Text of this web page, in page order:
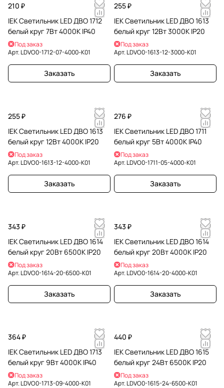
210 ₽
IEK Светильник LED ДВО 1712
белый круг 7Вт 4000К IP40
Под заказ
Арт. LDVO0-1712-07-4000-K01
Заказать
255 ₽
IEK Светильник LED ДВО 1613
белый круг 12Вт 3000К IP20
Под заказ
Арт. LDVO0-1613-12-3000-K01
Заказать
255 ₽
IEK Светильник LED ДВО 1613
белый круг 12Вт 4000К IP20
Под заказ
Арт. LDVO0-1613-12-4000-K01
Заказать
276 ₽
IEK Светильник LED ДВО 1711
белый круг 5Вт 4000К IP40
Под заказ
Арт. LDVO0-1711-05-4000-K01
Заказать
343 ₽
IEK Светильник LED ДВО 1614
белый круг 20Вт 6500К IP20
Под заказ
Арт. LDVO0-1614-20-6500-K01
Заказать
343 ₽
IEK Светильник LED ДВО 1614
белый круг 20Вт 4000К IP20
Под заказ
Арт. LDVO0-1614-20-4000-K01
Заказать
364 ₽
IEK Светильник LED ДВО 1713
белый круг 9Вт 4000К IP40
Под заказ
Арт. LDVO0-1713-09-4000-K01
440 ₽
IEK Светильник LED ДВО 1615
белый круг 24Вт 6500К IP20
Под заказ
Арт. LDVO0-1615-24-6500-K01